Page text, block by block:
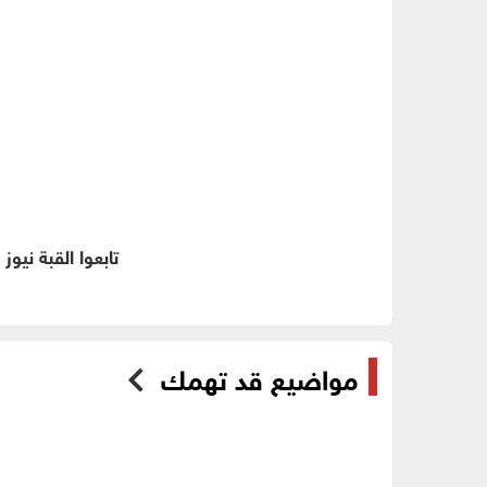
تابعوا القبة
مواضيع قد تهمك